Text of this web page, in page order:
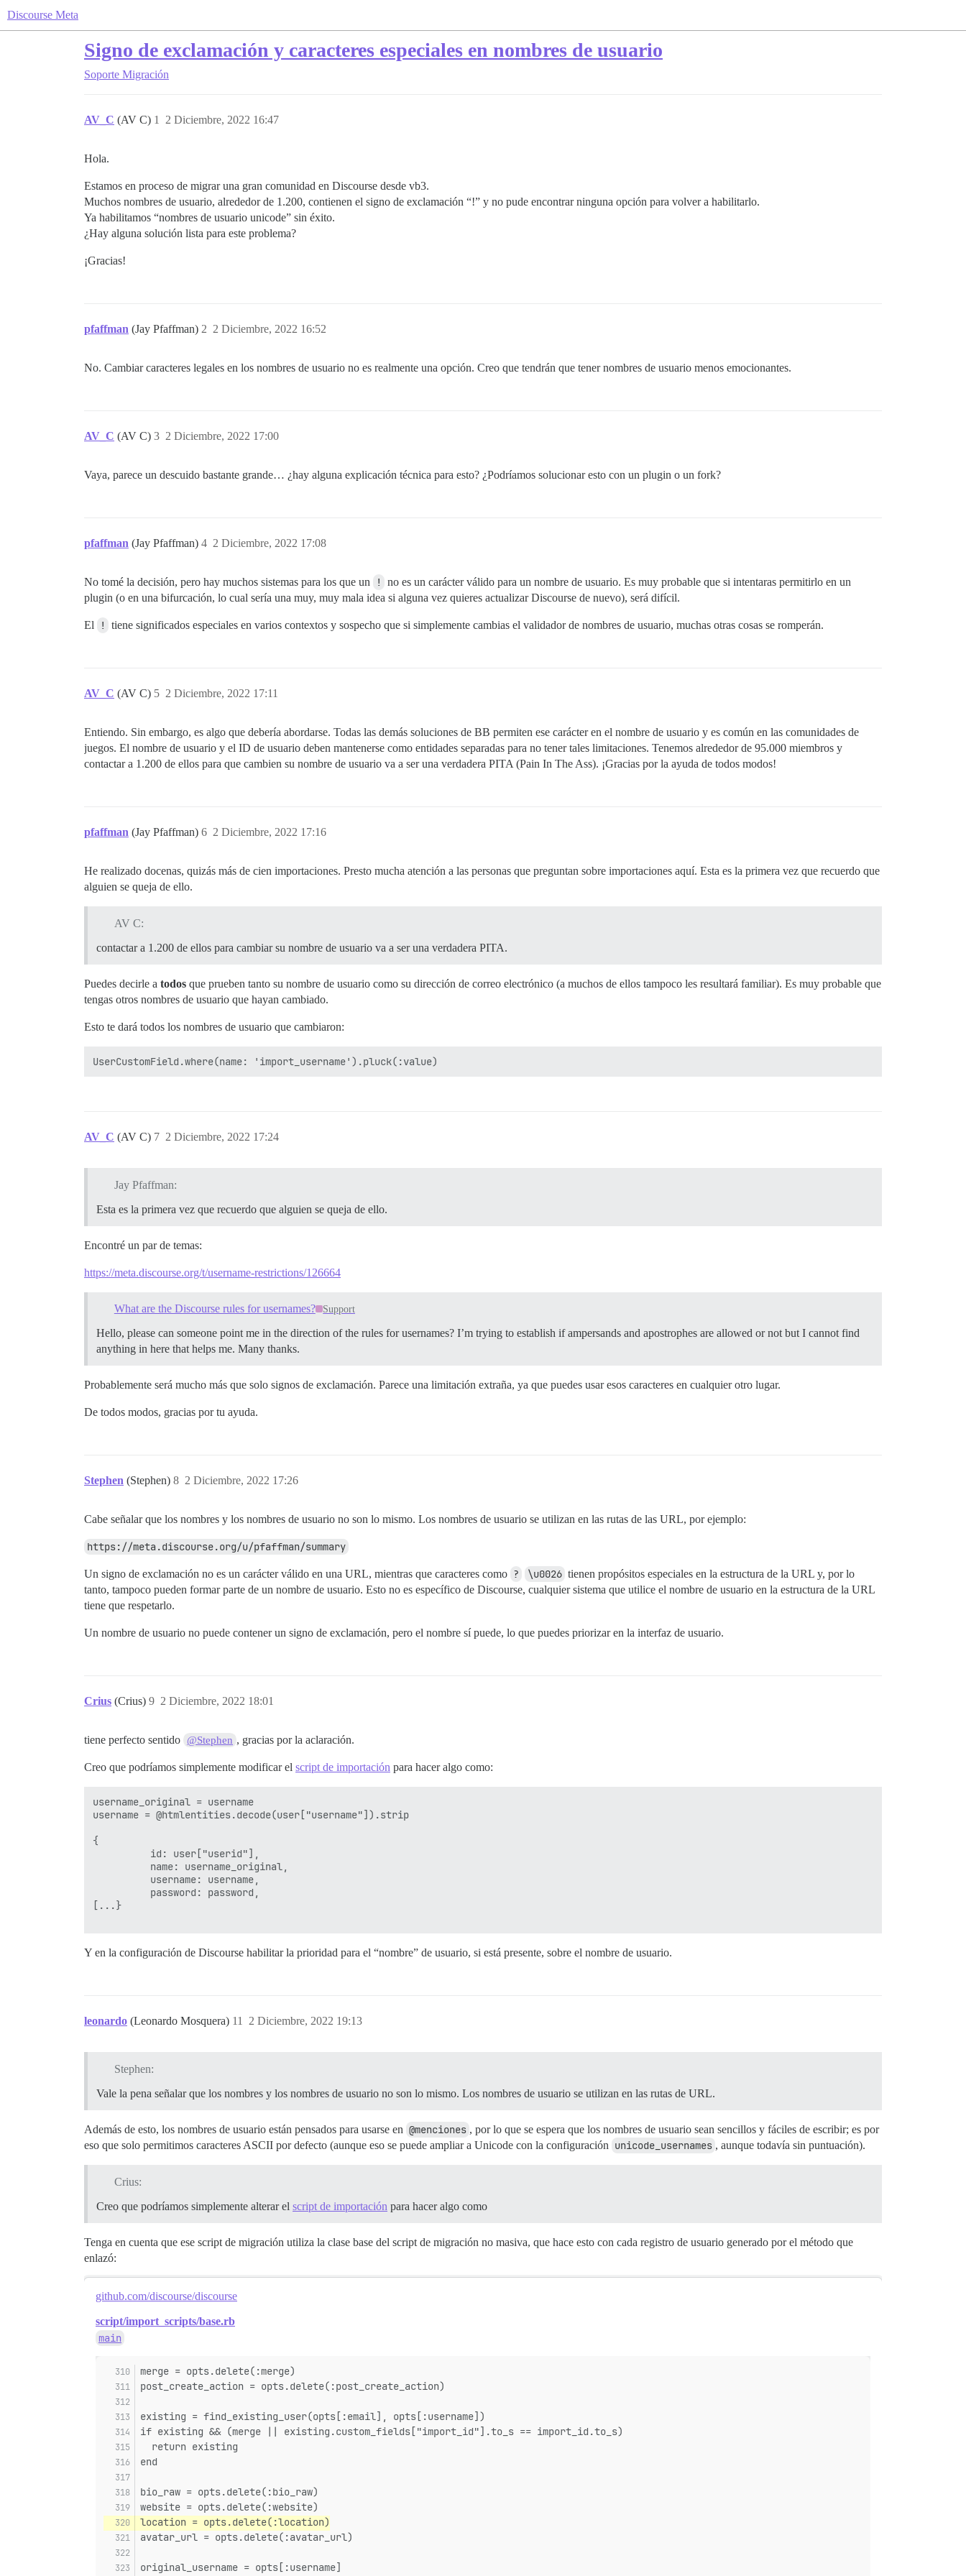
Discourse Meta
Signo de exclamación y caracteres especiales en nombres de usuario
Soporte Migración
AV_C (AV C) 2 Diciembre, 2022 16:47
1
Hola.
Estamos en proceso de migrar una gran comunidad en Discourse desde vb3.
Muchos nombres de usuario, alrededor de 1.200, contienen el signo de exclamación “!” y no pude encontrar ninguna opción para volver a habilitarlo.
Ya habilitamos “nombres de usuario unicode” sin éxito.
¿Hay alguna solución lista para este problema?
¡Gracias!
pfaffman (Jay Pfaffman) 2 Diciembre, 2022 16:52
2
No. Cambiar caracteres legales en los nombres de usuario no es realmente una opción. Creo que tendrán que tener nombres de usuario menos emocionantes.
AV_C (AV C) 2 Diciembre, 2022 17:00
3
Vaya, parece un descuido bastante grande… ¿hay alguna explicación técnica para esto? ¿Podríamos solucionar esto con un plugin o un fork?
pfaffman (Jay Pfaffman) 2 Diciembre, 2022 17:08
4
No tomé la decisión, pero hay muchos sistemas para los que un !
no es un carácter válido para un nombre de usuario. Es muy probable que si intentaras permitirlo en un
plugin (o en una bifurcación, lo cual sería una muy, muy mala idea si alguna vez quieres actualizar Discourse de nuevo), será difícil.
El ! tiene significados especiales en varios contextos y sospecho que si simplemente cambias el validador de nombres de usuario, muchas otras cosas se romperán.
AV_C (AV C) 2 Diciembre, 2022 17:11
5
Entiendo. Sin embargo, es algo que debería abordarse. Todas las demás soluciones de BB permiten ese carácter en el nombre de usuario y es común en las comunidades de
juegos. El nombre de usuario y el ID de usuario deben mantenerse como entidades separadas para no tener tales limitaciones. Tenemos alrededor de 95.000 miembros y
contactar a 1.200 de ellos para que cambien su nombre de usuario va a ser una verdadera PITA (Pain In The Ass). ¡Gracias por la ayuda de todos modos!
pfaffman (Jay Pfaffman) 2 Diciembre, 2022 17:16
6
He realizado docenas, quizás más de cien importaciones. Presto mucha atención a las personas que preguntan sobre importaciones aquí. Esta es la primera vez que recuerdo que
alguien se queja de ello.
AV C:
contactar a 1.200 de ellos para cambiar su nombre de usuario va a ser una verdadera PITA.
Puedes decirle a todos que prueben tanto su nombre de usuario como su dirección de correo electrónico (a muchos de ellos tampoco les resultará familiar). Es muy probable que
tengas otros nombres de usuario que hayan cambiado.
Esto te dará todos los nombres de usuario que cambiaron:
AV_C (AV C) 2 Diciembre, 2022 17:24
7
Jay Pfaffman:
Esta es la primera vez que recuerdo que alguien se queja de ello.
Encontré un par de temas:
https://meta.discourse.org/t/username-restrictions/126664
What are the Discourse rules for usernames? Support
Hello, please can someone point me in the direction of the rules for usernames? I’m trying to establish if ampersands and apostrophes are allowed or not but I cannot find
anything in here that helps me. Many thanks.
Probablemente será mucho más que solo signos de exclamación. Parece una limitación extraña, ya que puedes usar esos caracteres en cualquier otro lugar.
De todos modos, gracias por tu ayuda.
Stephen (Stephen) 2 Diciembre, 2022 17:26
8
Cabe señalar que los nombres y los nombres de usuario no son lo mismo. Los nombres de usuario se utilizan en las rutas de las URL, por ejemplo:
https://meta.discourse.org/u/pfaffman/summary
Un signo de exclamación no es un carácter válido en una URL, mientras que caracteres como ? \u0026 tienen propósitos especiales en la estructura de la URL y, por lo
tanto, tampoco pueden formar parte de un nombre de usuario. Esto no es específico de Discourse, cualquier sistema que utilice el nombre de usuario en la estructura de la URL
tiene que respetarlo.
Un nombre de usuario no puede contener un signo de exclamación, pero el nombre sí puede, lo que puedes priorizar en la interfaz de usuario.
Crius (Crius) 2 Diciembre, 2022 18:01
9
tiene perfecto sentido @Stephen , gracias por la aclaración.
Creo que podríamos simplemente modificar el script de importación para hacer algo como:
username_original = username
username = @htmlentities.decode(user["username"]).strip
{
          id: user["userid"],
          name: username_original,
          username: username,
          password: password,
[...}
Y en la configuración de Discourse habilitar la prioridad para el “nombre” de usuario, si está presente, sobre el nombre de usuario.
leonardo (Leonardo Mosquera) 2 Diciembre, 2022 19:13
11
Stephen:
Vale la pena señalar que los nombres y los nombres de usuario no son lo mismo. Los nombres de usuario se utilizan en las rutas de URL.
Además de esto, los nombres de usuario están pensados para usarse en @menciones , por lo que se espera que los nombres de usuario sean sencillos y fáciles de escribir; es por
eso que solo permitimos caracteres ASCII por defecto (aunque eso se puede ampliar a Unicode con la configuración unicode_usernames , aunque todavía sin puntuación).
Crius:
Creo que podríamos simplemente alterar el script de importación para hacer algo como
Tenga en cuenta que ese script de migración utiliza la clase base del script de migración no masiva, que hace esto con cada registro de usuario generado por el método que
enlazó:
github.com/discourse/discourse
script/import_scripts/base.rb
main
merge = opts.delete(:merge)
post_create_action = opts.delete(:post_create_action)
existing = find_existing_user(opts[:email], opts[:username])
if existing && (merge || existing.custom_fields["import_id"].to_s == import_id.to_s)
  return existing
end
bio_raw = opts.delete(:bio_raw)
website = opts.delete(:website)
location = opts.delete(:location)
avatar_url = opts.delete(:avatar_url)
original_username = opts[:username]